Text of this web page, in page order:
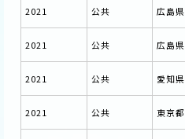
2021 公共 広島県
2021 公共 広島県
2021 公共 愛知県
2021 公共 東京都